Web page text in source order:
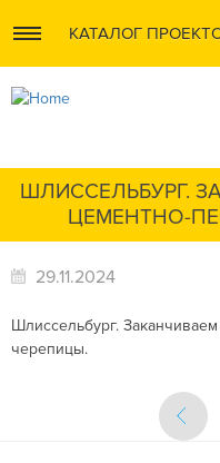
КАТАЛОГ
ШЛИССЕЛЬБУРГ.
ЦЕМЕНТНО-
29.11.2024
Шлиссельбург.
черепицы.